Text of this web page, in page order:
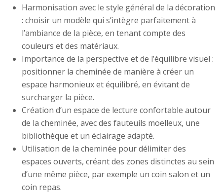
Harmonisation avec le style général de la décoration
: choisir un modèle qui s’intègre parfaitement à
l’ambiance de la pièce, en tenant compte des
couleurs et des matériaux.
Importance de la perspective et de l’équilibre visuel :
positionner la cheminée de manière à créer un
espace harmonieux et équilibré, en évitant de
surcharger la pièce.
Création d’un espace de lecture confortable autour
de la cheminée, avec des fauteuils moelleux, une
bibliothèque et un éclairage adapté.
Utilisation de la cheminée pour délimiter des
espaces ouverts, créant des zones distinctes au sein
d’une même pièce, par exemple un coin salon et un
coin repas.